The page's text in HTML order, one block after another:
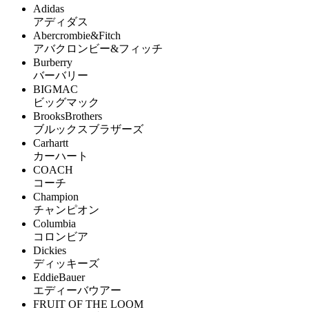
Adidas
アディダス
Abercrombie&Fitch
アバクロンビー&フィッチ
Burberry
バーバリー
BIGMAC
ビッグマック
BrooksBrothers
ブルックスブラザーズ
Carhartt
カーハート
COACH
コーチ
Champion
チャンピオン
Columbia
コロンビア
Dickies
ディッキーズ
EddieBauer
エディーバウアー
FRUIT OF THE LOOM